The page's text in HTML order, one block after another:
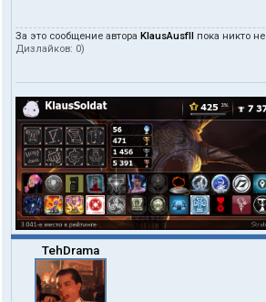
За это сообщение автора KlausAusfII пока никто
Дизлайков: 0)
TehDrama